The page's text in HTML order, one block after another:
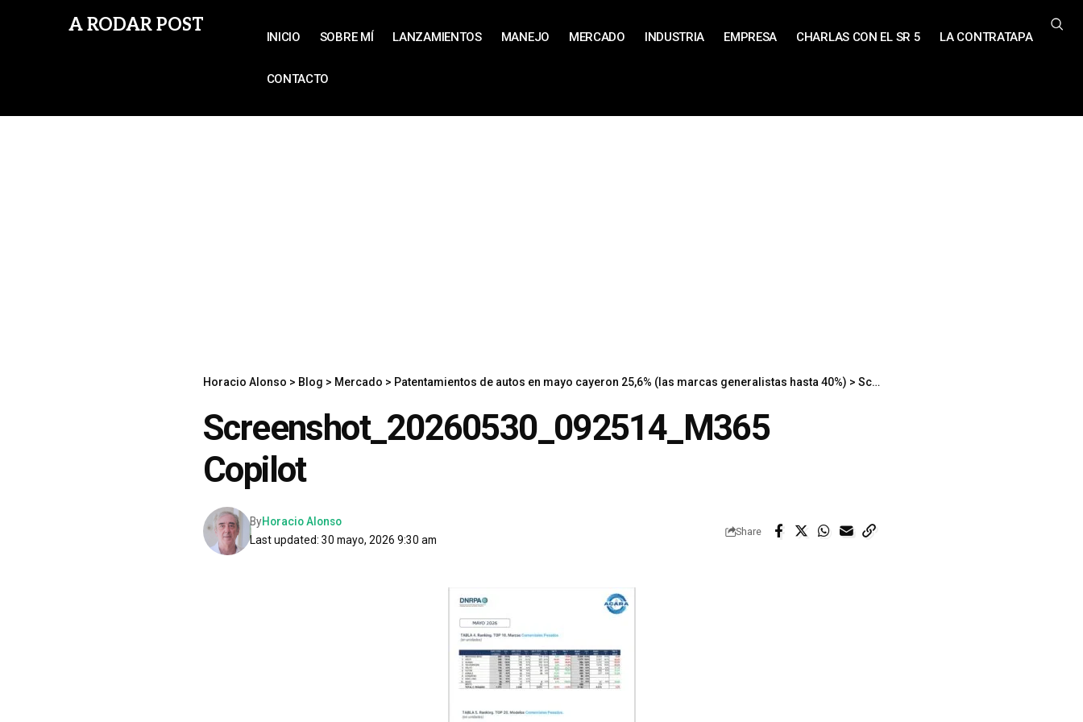
A RODAR POST
INICIO SOBRE MÍ LANZAMIENTOS MANEJO MERCADO INDUSTRIA EMPRESA CHARLAS CON EL SR 5 LA CONTRATAPA
CONTACTO
Horacio Alonso > Blog > Mercado > Patentamientos de autos en mayo cayeron 25,6% (las marcas generalistas hasta 40%) > Screenshot_20260530_092514_M365 Copilot
Screenshot_20260530_092514_M365
Copilot
Last updated: 30 mayo, 2026 9:30 am
ByHoracio Alonso
Share